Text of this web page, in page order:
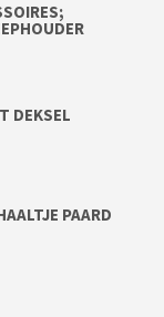
DEKSEL
PAARD